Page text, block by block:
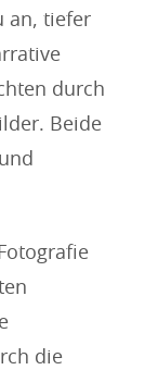
an, tiefer
durch
Beide
die